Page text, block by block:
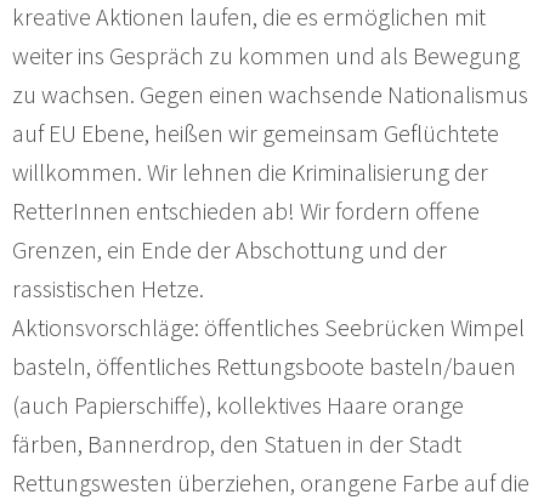
kreative Aktionen laufen, die es ermöglichen mit
weiter ins Gespräch zu kommen und als Bewegung
zu wachsen. Gegen einen wachsende Nationalismus
auf EU Ebene, heißen wir gemeinsam Geflüchtete
willkommen. Wir lehnen die Kriminalisierung der
RetterInnen entschieden ab! Wir fordern offene
Grenzen, ein Ende der Abschottung und der
rassistischen Hetze.
Aktionsvorschläge: öffentliches Seebrücken Wimpel
basteln, öffentliches Rettungsboote basteln/bauen
(auch Papierschiffe), kollektives Haare orange
färben, Bannerdrop, den Statuen in der Stadt
Rettungswesten überziehen, orangene Farbe auf die